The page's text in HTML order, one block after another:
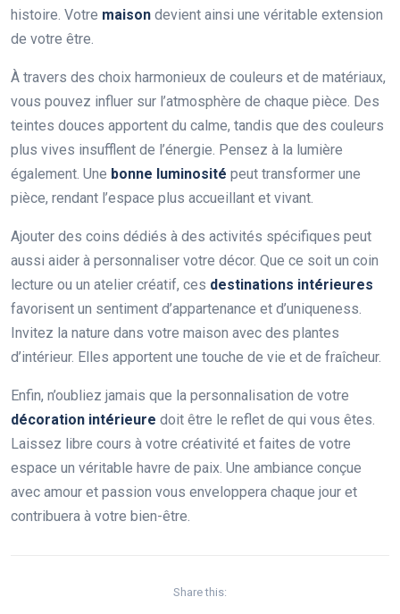
histoire. Votre maison devient ainsi une véritable extension
de votre être.
À travers des choix harmonieux de couleurs et de matériaux,
vous pouvez influer sur l’atmosphère de chaque pièce. Des
teintes douces apportent du calme, tandis que des couleurs
plus vives insufflent de l’énergie. Pensez à la lumière
également. Une bonne luminosité peut transformer une
pièce, rendant l’espace plus accueillant et vivant.
Ajouter des coins dédiés à des activités spécifiques peut
aussi aider à personnaliser votre décor. Que ce soit un coin
lecture ou un atelier créatif, ces destinations intérieures
favorisent un sentiment d’appartenance et d’uniqueness.
Invitez la nature dans votre maison avec des plantes
d’intérieur. Elles apportent une touche de vie et de fraîcheur.
Enfin, n’oubliez jamais que la personnalisation de votre
décoration intérieure doit être le reflet de qui vous êtes.
Laissez libre cours à votre créativité et faites de votre
espace un véritable havre de paix. Une ambiance conçue
avec amour et passion vous enveloppera chaque jour et
contribuera à votre bien-être.
Share this: